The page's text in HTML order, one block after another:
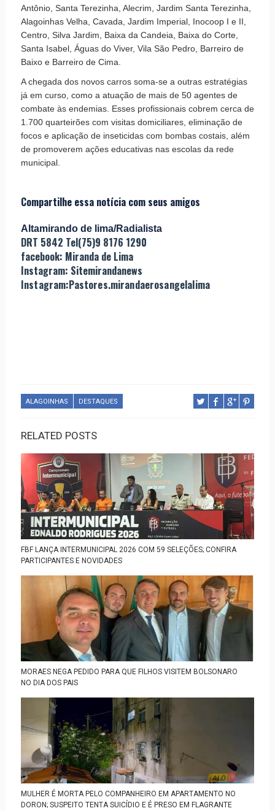
Antônio, Santa Terezinha, Alecrim, Jardim Santa Terezinha,
Alagoinhas Velha, Cavada, Jardim Imperial, Inocoop I e II,
Centro, Silva Jardim, Baixa da Candeia, Baixa do Corte,
Santa Isabel, Águas do Viver, Vila São Pedro, Barreiro de
Baixo e Barreiro de Cima.
A chegada dos novos carros soma-se a outras estratégias
já em curso, como a atuação de mais de 50 agentes de
combate às endemias. Esses profissionais cobrem cerca de
1.700 quarteirões com visitas domiciliares, eliminação de
focos e aplicação de inseticidas com bombas costais, além
de promoverem ações educativas nas escolas da rede
municipal.
Compartilhe essa notícia com seus amigos
Altamirando de lima/Radialista
DRT 5842 Tel(75)9 8176 1290
facebook: Miranda de Lima
Instagram: Sitemirandanews
Instagram:Pastores.mirandaerosangelalima
ALAGOINHAS DESTAQUES
RELATED POSTS
FBF LANÇA INTERMUNICIPAL 2026 COM 59 SELEÇÕES; CONFIRA
PARTICIPANTES E NOVIDADES
MORAES NEGA PEDIDO PARA QUE FILHOS VISITEM BOLSONARO
NO DIA DOS PAIS
MULHER É MORTA PELO COMPANHEIRO EM APARTAMENTO NO
DORON; SUSPEITO TENTA SUICÍDIO E É PRESO EM FLAGRANTE